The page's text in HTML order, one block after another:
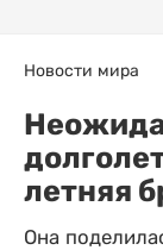
Новости мира
летняя
Она